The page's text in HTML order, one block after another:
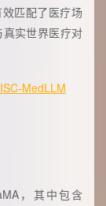
匹配了医疗场
实世界医疗对
MedLLM
，其中包含